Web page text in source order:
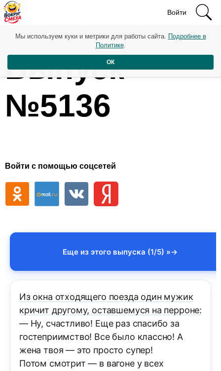
Войти
Выпуск
№5136
Войти с помощью соцсетей
Еще из этого выпуска (1/5) »
Из окна отходящего поезда один мужик
кричит другому, оставшемуся на перроне:
— Ну, счастливо! Еще раз спасибо за
гостеприимство! Все было классно! А
жена твоя — это просто супер!
Потом смотрит — в вагоне у всех
Мы используем куки и метрики для работы сайта. Подробнее в
Политике.
ОК